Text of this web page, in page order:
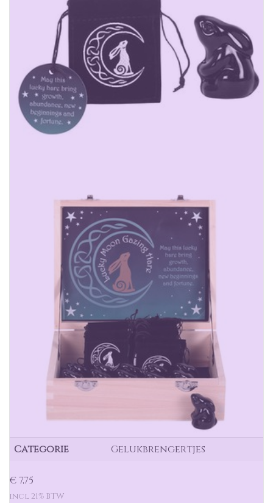
Categorie Gelukbrengertjes
€ 7,75
incl 21% BTW